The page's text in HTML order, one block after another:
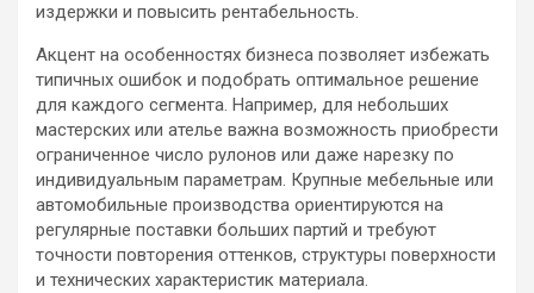
издержки и повысить рентабельность.
Акцент на особенностях бизнеса позволяет избежать
типичных ошибок и подобрать оптимальное решение
для каждого сегмента. Например, для небольших
мастерских или ателье важна возможность приобрести
ограниченное число рулонов или даже нарезку по
индивидуальным параметрам. Крупные мебельные или
автомобильные производства ориентируются на
регулярные поставки больших партий и требуют
точности повторения оттенков, структуры поверхности
и технических характеристик материала.